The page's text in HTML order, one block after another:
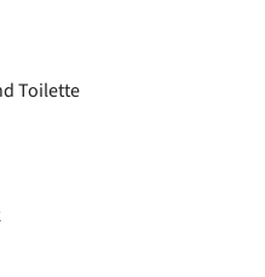
Toilette